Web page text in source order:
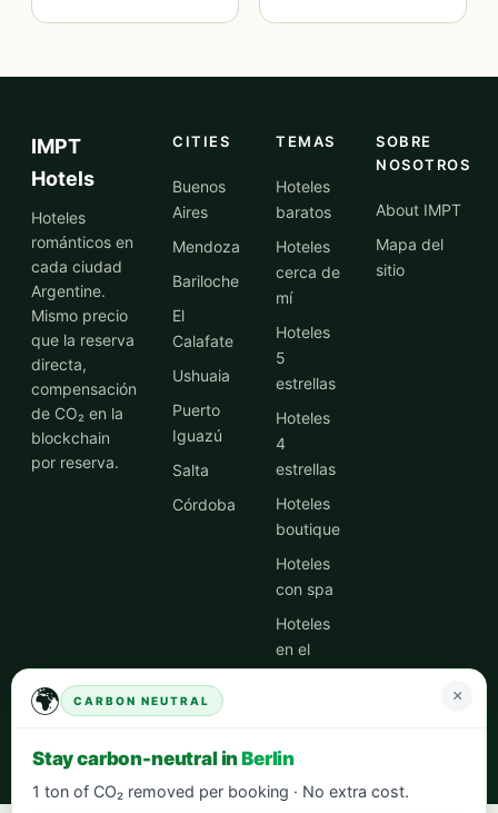
IMPT
Hotels
Hoteles
románticos en
cada ciudad
Argentine.
Mismo precio
que la reserva
directa,
compensación
de CO₂ en la
blockchain
por reserva.
CITIES
Buenos
Aires
Mendoza
Bariloche
El
Calafate
Ushuaia
Puerto
Iguazú
Salta
Córdoba
TEMAS
Hoteles
baratos
Hoteles
cerca de
mí
Hoteles
5
estrellas
Hoteles
4
estrellas
Hoteles
boutique
Hoteles
con spa
Hoteles
en el
centro
hoteles
SOBRE
NOSOTROS
About IMPT
Mapa del
sitio
🌍 CARBON NEUTRAL ×
Stay carbon-neutral inBerlin
1 ton of CO₂ removed per booking · No extra cost.